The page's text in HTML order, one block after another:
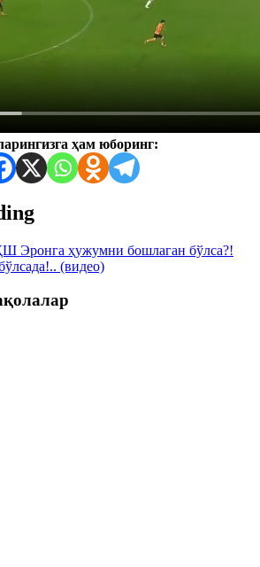
ҳам юборинг:
Эронга ҳужумни бошлаган бўлса?!
(видео)